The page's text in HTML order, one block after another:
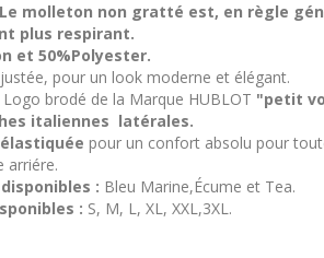
molleton non gratté est, en règle
plus respirant.
et 50%Polyester.
pour un look moderne et élégant.
Logo brodé de la Marque HUBLOT "petit
italiennes latérales.
pour un confort absolu pour
arriére.
: Bleu Marine,Écume et Tea.
: S, M, L, XL, XXL,3XL.